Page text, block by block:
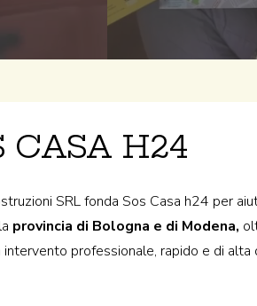
CASA H24
SRL fonda Sos Casa h24 per
provincia di Bologna e di Modena,
professionale, rapido e di alta